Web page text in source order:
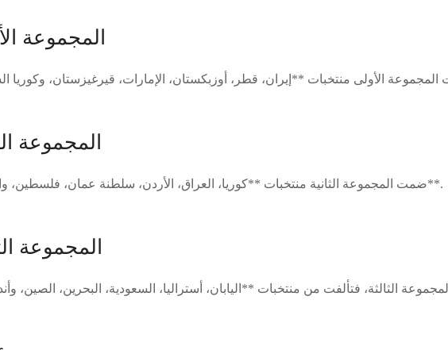
المجموعة
المجموعة
ضمت المجموعة الثانية منتخبات **كوريا، العراق، الأردن، سلطنة عمان، فلسطين، والكويت**.
المجموعة